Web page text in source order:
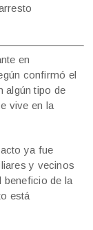
en
confirmó el
algún tipo de
vive en la
ya fue
y vecinos
beneficio de la
está